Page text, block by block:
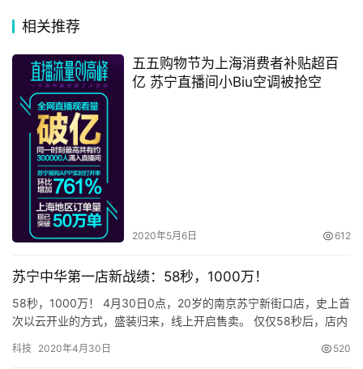
电
汽
直
播
登录
未来，苏宁体育将利用自身全方位资源与INTERSPORT国际
育零售生态圈，推动全场景体育用品智慧零售在中国市场全
面发展。
原创文章，作者：新智派，如若转载，请注明出处：
https://knewsmart.com/archives/8720
相关推荐
五五购物节为上海消费者补贴超百
亿 苏宁直播间小Biu空调被抢空
2020年5月6日 612
苏宁中华第一店新战绩：58秒，1000万！
58秒，1000万！ 4月30日0点，20岁的南京苏宁新街口店，史上首
次以云开业的方式，盛装归来，线上开启售卖。 仅仅58秒后，店内
中华第一店的千万销售达成速…
科技 2020年4月30日 520